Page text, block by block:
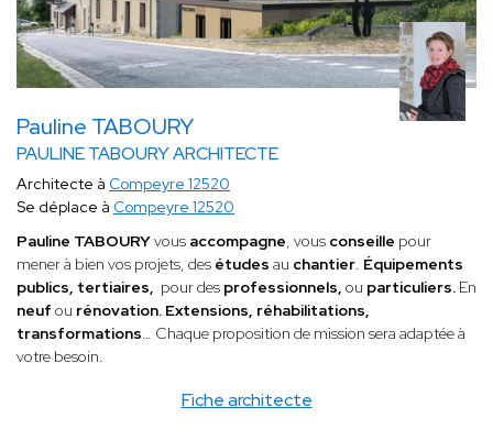
Pauline TABOURY
PAULINE TABOURY ARCHITECTE
Fiche architecte
Architecte à Compeyre 12520
Se déplace à Compeyre 12520
Pauline TABOURYvous accompagne, vous conseille pour
mener à bien vos projets, des études au chantier. Équipements
publics, tertiaires, pourdes professionnels, ou particuliers. En
neuf ou rénovation. Extensions, réhabilitations,
transformations… Chaque proposition de mission sera adaptée à
votre besoin.